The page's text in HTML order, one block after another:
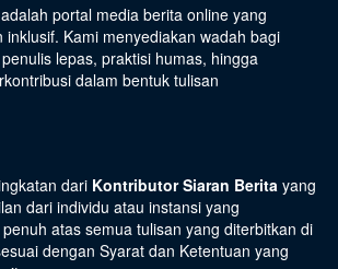
adalah portal media berita online yang
Kami menyediakan wadah bagi
lepas, praktisi humas, hingga
dalam bentuk tulisan
dari Kontributor Siaran Berita yang
dari individu atau instansi yang
atas semua tulisan yang diterbitkan di
dengan Syarat dan Ketentuan yang